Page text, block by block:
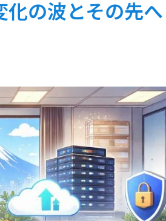
の波とその先